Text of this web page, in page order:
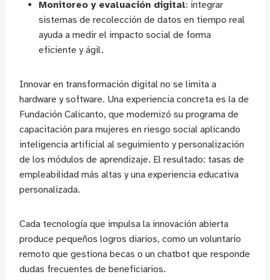
Monitoreo y evaluación digital: integrar
sistemas de recolección de datos en tiempo real
ayuda a medir el impacto social de forma
eficiente y ágil.
Innovar en transformación digital no se limita a
hardware y software. Una experiencia concreta es la de
Fundación Calicanto, que modernizó su programa de
capacitación para mujeres en riesgo social aplicando
inteligencia artificial al seguimiento y personalización
de los módulos de aprendizaje. El resultado: tasas de
empleabilidad más altas y una experiencia educativa
personalizada.
Cada tecnología que impulsa la innovación abierta
produce pequeños logros diarios, como un voluntario
remoto que gestiona becas o un chatbot que responde
dudas frecuentes de beneficiarios.